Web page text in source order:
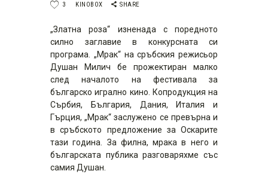
3
KINOBOX SHARE
„Златна роза“ изненада с поредното
силно заглавие в конкурсната си
програма. „Мрак“ на сръбския режисьор
Душан Милич бе прожектиран малко
след началото на фестивала за
българско игрално кино. Копродукция на
Сърбия, България, Дания, Италия и
Гърция, „Мрак“ заслужено се превърна и
в сръбското предложение за Оскарите
тази година. За филна, мрака в него и
българската публика разговаряхме със
самия Душан.